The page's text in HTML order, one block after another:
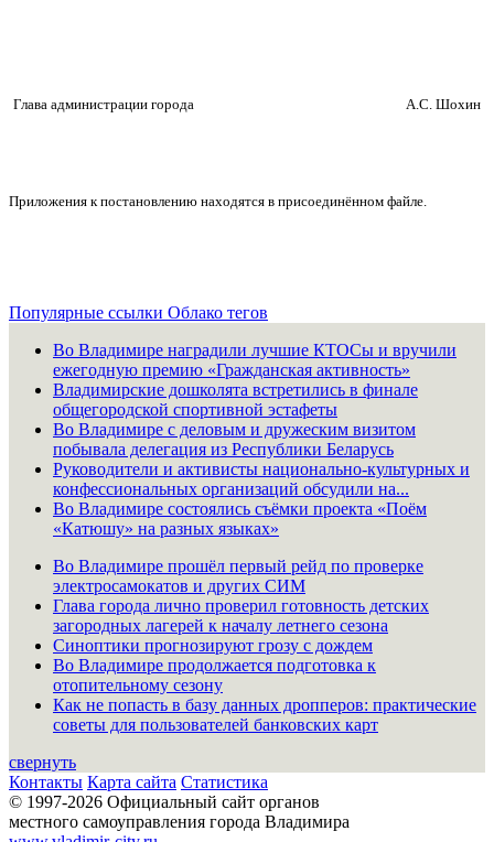
Глава администрации города А.С. Шохин
Приложения к постановлению находятся в присоединённом файле.
Популярные ссылки Облако тегов
Во Владимире наградили лучшие КТОСы и вручили
ежегодную премию «Гражданская активность»
Владимирские дошколята встретились в финале
общегородской спортивной эстафеты
Во Владимире с деловым и дружеским визитом
побывала делегация из Республики Беларусь
Руководители и активисты национально-культурных и
конфессиональных организаций обсудили на...
Во Владимире состоялись съёмки проекта «Поём
«Катюшу» на разных языках»
Во Владимире прошёл первый рейд по проверке
электросамокатов и других СИМ
Глава города лично проверил готовность детских
загородных лагерей к началу летнего сезона
Синоптики прогнозируют грозу с дождем
Во Владимире продолжается подготовка к
отопительному сезону
Как не попасть в базу данных дропперов: практические
советы для пользователей банковских карт
свернуть
Контакты Карта сайта Статистика
© 1997-2026 Официальный сайт органов
местного самоуправления города Владимира